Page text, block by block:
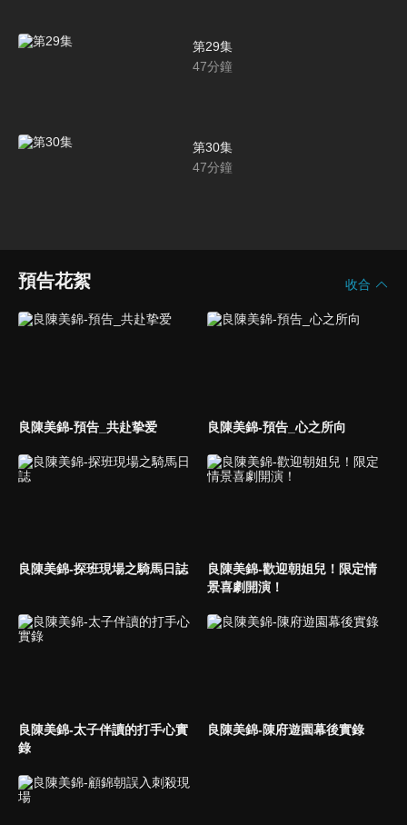
第29集
47分鐘
第30集
47分鐘
預告花絮 收合
良陳美錦-預告_共赴挚爱 良陳美錦-預告_心之所向
良陳美錦-探班現場之騎馬日誌
良陳美錦-歡迎朝姐兒！限定情
景喜劇開演！
良陳美錦-太子伴讀的打手心實
錄
良陳美錦-陳府遊園幕後實錄